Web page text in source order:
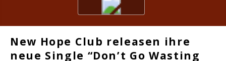
New Hope Club releasen ihre
neue Single “Don’t Go Wasting